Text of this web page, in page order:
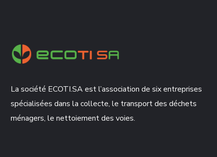
La société ECOTI.SA est l’association de six entreprises
spécialisées dans la collecte, le transport des déchets
ménagers, le nettoiement des voies.